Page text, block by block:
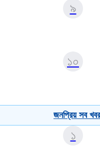
৯
১০
জনপ্রিয় সব খবর
১